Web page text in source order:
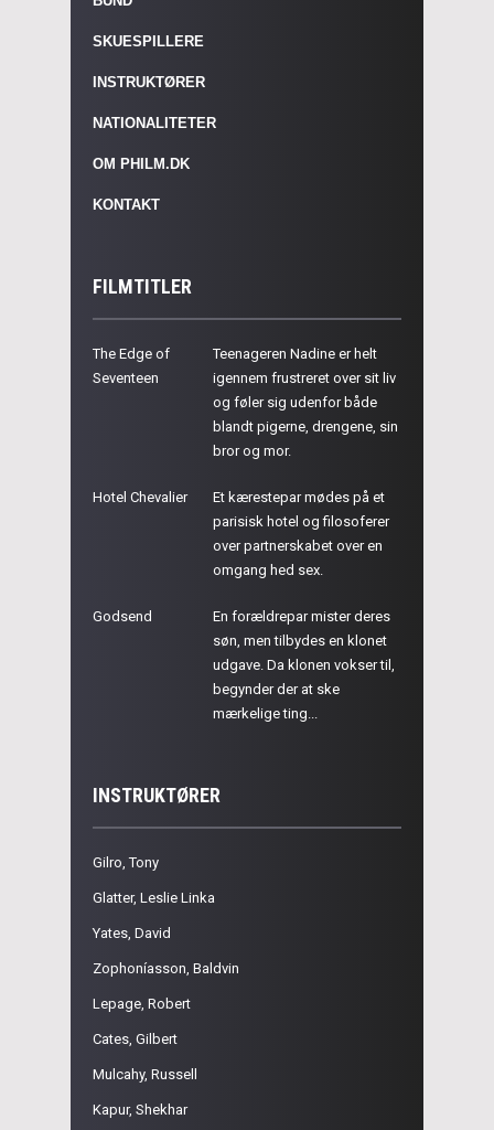
SKUESPILLERE
INSTRUKTØRER
NATIONALITETER
OM PHILM.DK
KONTAKT
FILMTITLER
The Edge of
Seventeen
Teenageren Nadine er helt
igennem frustreret over sit liv
og føler sig udenfor både
blandt pigerne, drengene, sin
bror og mor.
Hotel Chevalier
Et kærestepar mødes på et
parisisk hotel og filosoferer
over partnerskabet over en
omgang hed sex.
Godsend
En forældrepar mister deres
søn, men tilbydes en klonet
udgave. Da klonen vokser til,
begynder der at ske
mærkelige ting...
INSTRUKTØRER
Gilro, Tony
Glatter, Leslie Linka
Yates, David
Zophoníasson, Baldvin
Lepage, Robert
Cates, Gilbert
Mulcahy, Russell
Kapur, Shekhar